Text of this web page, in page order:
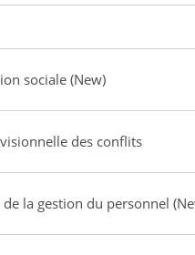
sociale (New)
des conflits
la gestion du personnel